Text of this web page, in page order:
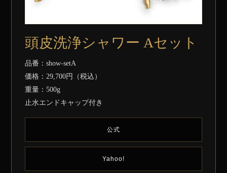
頭皮洗浄シャワー Aセット
品番：show-setA
価格：29,700円（税込）
重量：500g
止水エンドキャップ付き
公式
Yahoo!